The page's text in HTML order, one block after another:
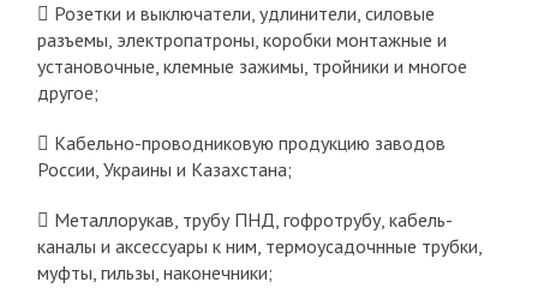
 Розетки и выключатели, удлинители, силовые
разъемы, электропатроны, коробки монтажные и
установочные, клемные зажимы, тройники и многое
другое;
 Кабельно-проводниковую продукцию заводов
России, Украины и Казахстана;
 Металлорукав, трубу ПНД, гофротрубу, кабель-
каналы и аксессуары к ним, термоусадочнные трубки,
муфты, гильзы, наконечники;